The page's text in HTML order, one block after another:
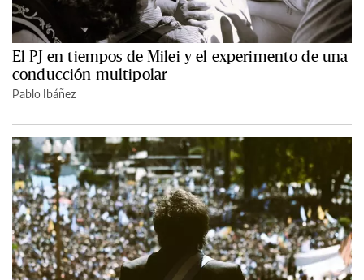
El PJ en tiempos de Milei y el experimento de una
conducción multipolar
Pablo Ibáñez